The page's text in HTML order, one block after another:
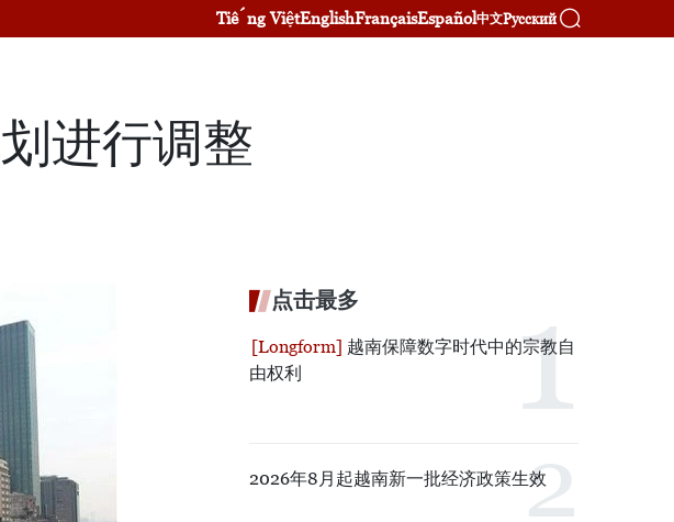
Tiếng ViệtEnglishFrançaisEspañol中文Русский
进行调整
点击最多
越南保障数字时代中的宗教自
由权利
2026年8月起越南新一批经济政策生效